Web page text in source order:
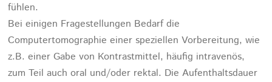
fühlen.
Bei einigen Fragestellungen Bedarf die
Computertomographie einer speziellen Vorbereitung, wie
z.B. einer Gabe von Kontrastmittel, häufig intravenös,
zum Teil auch oral und/oder rektal. Die Aufenthaltsdauer